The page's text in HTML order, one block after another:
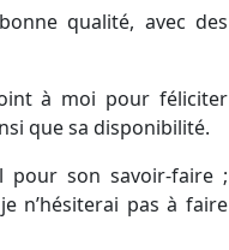
qualité, avec des
à moi pour féliciter
que sa disponibilité.
pour son savoir-faire ;
n’hésiterai pas à faire